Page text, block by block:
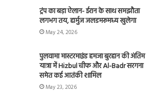
ट्रंप का बड़ा ऐलान- ईरान के साथ समझौता
लगभग तय, हार्मुज जलडमरूमध्य खुलेगा
May 24, 2026
पुलवामा मास्टरमाइंड हमजा बुरहान की अंतिम
यात्रा में Hizbul चीफ और Al-Badr सरगना
समेत कई आतंकी शामिल
May 23, 2026